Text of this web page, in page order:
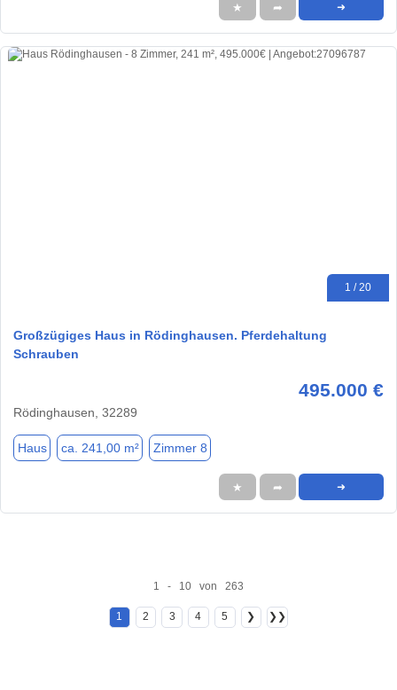
★ ➦ ➜
1 / 20
Großzügiges Haus in Rödinghausen. Pferdehaltung
Schrauben
495.000 €
Rödinghausen, 32289
Haus ca. 241,00 m² Zimmer 8
★ ➦ ➜
1 - 10 von 263
1 2 3 4 5 ❯ ❯❯